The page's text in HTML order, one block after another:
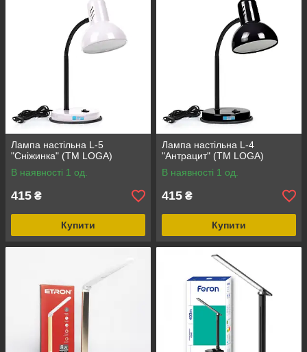
Лампа настільна L-5
"Сніжинка" (ТМ LOGA)
В наявності 1 од.
415 ₴
Купити
Лампа настільна L-4
"Антрацит" (ТМ LOGA)
В наявності 1 од.
415 ₴
Купити